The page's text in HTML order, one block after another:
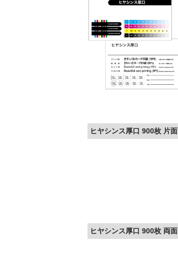
ヒヤシンス厚口 900枚 片面
ヒヤシンス厚口 900枚 両面